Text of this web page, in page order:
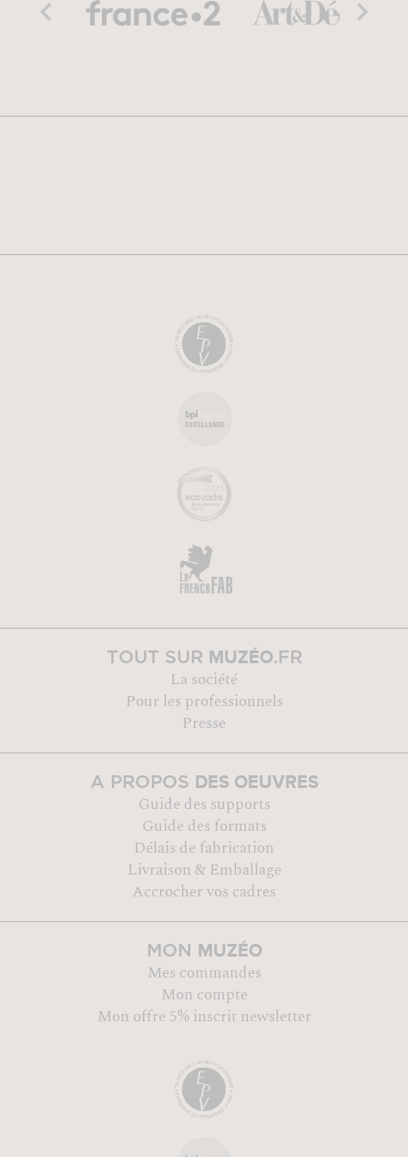
TOUT SUR MUZÉO.FR
La société
Pour les professionnels
Presse
A PROPOS DES OEUVRES
Guide des supports
Guide des formats
Délais de fabrication
Livraison & Emballage
Accrocher vos cadres
MON MUZÉO
Mes commandes
Mon compte
Mon offre 5% inscrit newsletter